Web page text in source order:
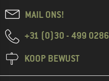
MAIL ONS!
+31 (0)30 - 499 0286
KOOP BEWUST